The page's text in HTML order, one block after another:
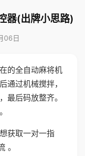
器(出牌小思路)
06日
的全自动麻将机
通过机械搅拌，
最后码放整齐。
获取一对一指
。